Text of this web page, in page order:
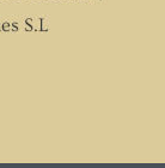
S.L